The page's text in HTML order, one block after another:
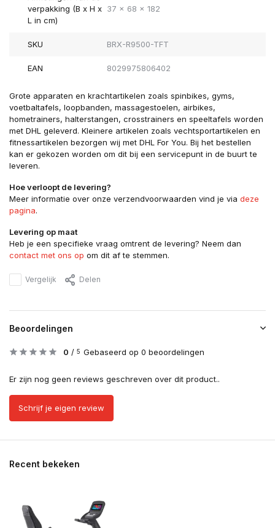
verpakking (B x H x
L in cm)
37 x 68 x 182
SKU BRX-R9500-TFT
EAN 8029975806402
Grote apparaten en krachtartikelen zoals spinbikes, gyms,
voetbaltafels, loopbanden, massagestoelen, airbikes,
hometrainers, halterstangen, crosstrainers en speeltafels worden
met DHL geleverd. Kleinere artikelen zoals vechtsportartikelen en
fitnessartikelen bezorgen wij met DHL For You. Bij het bestellen
kan er gekozen worden om dit bij een servicepunt in de buurt te
leveren.
Hoe verloopt de levering?
Meer informatie over onze verzendvoorwaarden vind je via deze
pagina.
Levering op maat
Heb je een specifieke vraag omtrent de levering? Neem dan
contact met ons op om dit af te stemmen.
Vergelijk Delen
Beoordelingen
0 / 5 Gebaseerd op 0 beoordelingen
Er zijn nog geen reviews geschreven over dit product..
Schrijf je eigen review
Recent bekeken